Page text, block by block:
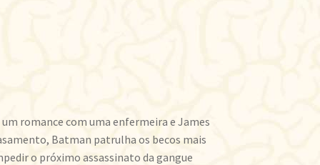
romance com uma enfermeira e James
Batman patrulha os becos mais
o próximo assassinato da gangue